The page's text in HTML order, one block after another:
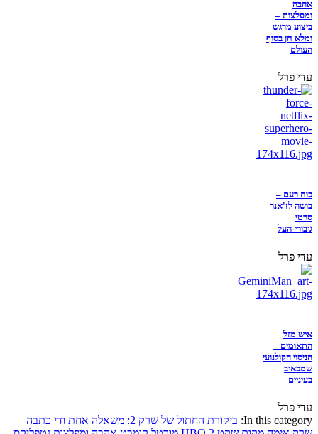
אהבה
ומפלצות –
ביצוע מרגש
ומלא חן בסוף
העולם
עדי פרל
כוח רעם –
בושה לז'אנר
סרטי
גיבורי-העל
עדי פרל
איש מזל
התאומים –
הניסוי הקולנועי
שמכאיב
בעיניים
עדי פרל
In this category: ביקורת החתול של שרק 2: משאלה אחת ודי
כתבה